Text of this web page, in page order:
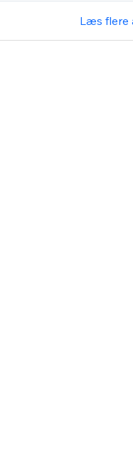
Læs flere